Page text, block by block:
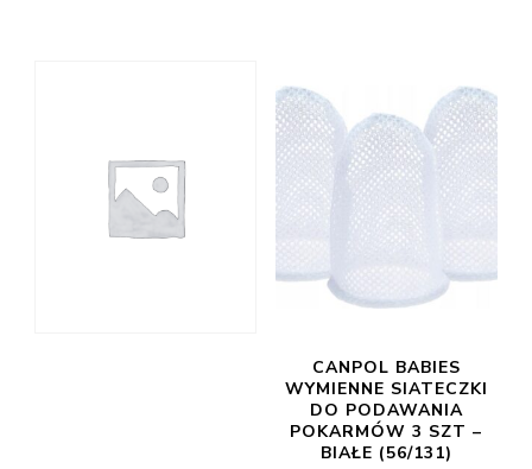
CANPOL BABIES
WYMIENNE SIATECZKI
DO PODAWANIA
POKARMÓW 3 SZT –
BIAŁE (56/131)